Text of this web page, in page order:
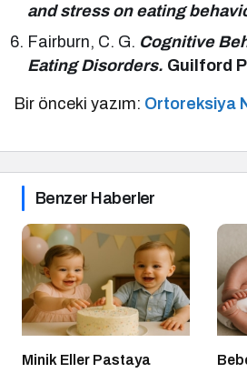
and stress on eating
Fairburn, C. G. Cognitive
Eating Disorders. Guilford
Bir önceki yazım: Ortoreksiya
Benzer Haberler
Minik Eller Pastaya